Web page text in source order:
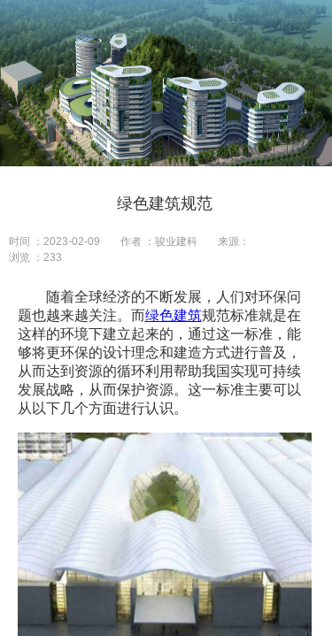
绿色建筑规范
时间 ：2023-02-09 作者 ：骏业建科
来源：
浏览 ： 233
随着全球经济的不断发展，人们对环保问
题也越来越关注。而绿色建筑规范标准就是在
这样的环境下建立起来的，通过这一标准，能
够将更环保的设计理念和建造方式进行普及，
从而达到资源的循环利用帮助我国实现可持续
发展战略，从而保护资源。这一标准主要可以
从以下几个方面进行认识。